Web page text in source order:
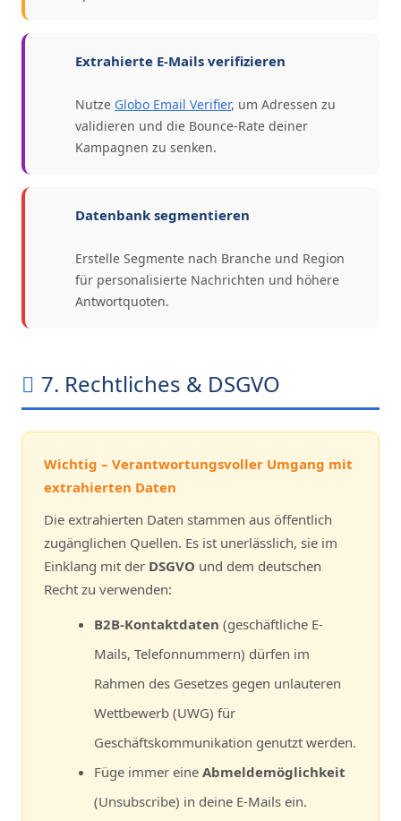
Extrahierte E-Mails verifizieren
Nutze Globo Email Verifier, um Adressen zu
validieren und die Bounce-Rate deiner
Kampagnen zu senken.
Datenbank segmentieren
Erstelle Segmente nach Branche und Region
für personalisierte Nachrichten und höhere
Antwortquoten.
7. Rechtliches & DSGVO
Wichtig – Verantwortungsvoller Umgang mit
extrahierten Daten
Die extrahierten Daten stammen aus öffentlich
zugänglichen Quellen. Es ist unerlässlich, sie im
Einklang mit der DSGVO und dem deutschen
Recht zu verwenden:
B2B-Kontaktdaten (geschäftliche E-
Mails, Telefonnummern) dürfen im
Rahmen des Gesetzes gegen unlauteren
Wettbewerb (UWG) für
Geschäftskommunikation genutzt werden.
Füge immer eine Abmeldemöglichkeit
(Unsubscribe) in deine E-Mails ein.